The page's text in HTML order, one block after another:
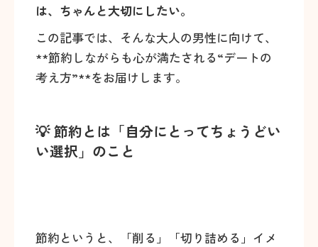
は、ちゃんと大切にしたい。
この記事では、そんな大人の男性に向けて、
**節約しながらも心が満たされる“デートの
考え方”**をお届けします。
💡 節約とは「自分にとってちょうどい
い選択」のこと
節約というと、「削る」「切り詰める」イメ